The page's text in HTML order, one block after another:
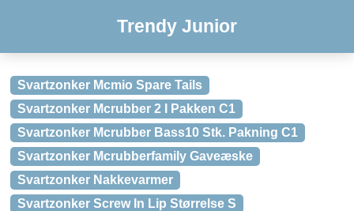
Trendy Junior
Svartzonker Mcmio Spare Tails
Svartzonker Mcrubber 2 I Pakken C1
Svartzonker Mcrubber Bass10 Stk. Pakning C1
Svartzonker Mcrubberfamily Gaveæske
Svartzonker Nakkevarmer
Svartzonker Screw In Lip Størrelse S